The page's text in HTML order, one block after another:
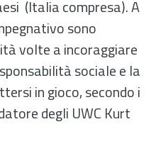
(Italia compresa). A
sono
volte a incoraggiare
sociale e la
in gioco, secondo i
degli UWC Kurt